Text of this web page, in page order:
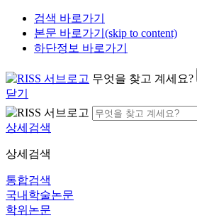
검색 바로가기
본문 바로가기(skip to content)
하단정보 바로가기
무엇을 찾고 계세요?
닫기
상세검색
상세검색
통합검색
국내학술논문
학위논문